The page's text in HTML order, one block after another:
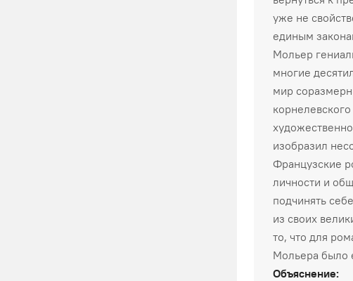
уже не
единым
Мольер
многие
мир
изобразил
Французские
личности и
подчинять
из своих
то, что для
Мольера было
Объяснение: